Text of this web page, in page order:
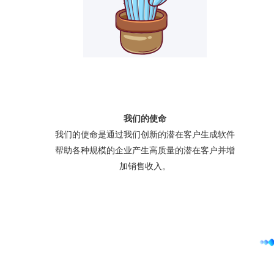
我们的使命
我们的使命是通过我们创新的潜在客户生成软件
帮助各种规模的企业产生高质量的潜在客户并增
加销售收入。